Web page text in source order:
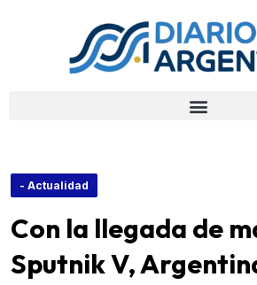
- Actualidad
Con la llegada de
Sputnik V,